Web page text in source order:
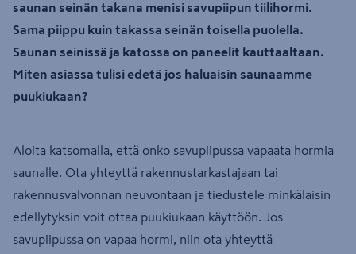
saunan seinän takana menisi savupiipun tiilihormi.
Sama piippu kuin takassa seinän toisella puolella.
Saunan seinissä ja katossa on paneelit kauttaaltaan.
Miten asiassa tulisi edetä jos haluaisin saunaamme
puukiukaan?
Aloita katsomalla, että onko savupiipussa vapaata hormia
saunalle. Ota yhteyttä rakennustarkastajaan tai
rakennusvalvonnan neuvontaan ja tiedustele minkälaisin
edellytyksin voit ottaa puukiukaan käyttöön. Jos
savupiipussa on vapaa hormi, niin ota yhteyttä